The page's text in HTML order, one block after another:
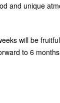
and unique
will be
to 6